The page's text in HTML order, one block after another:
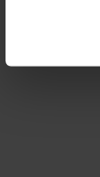
Via "Cookie